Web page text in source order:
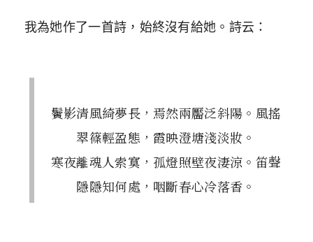
我為她作了一首詩，始終沒有給她。詩云：
鬢影清風綺夢長，焉然兩靨泛斜陽。風搖
翠篠輕盈態，霞映澄塘淺淡妝。
寒夜離魂人索寞，孤燈照壁夜淒涼。笛聲
隱隱知何處，咽斷春心冷落香。